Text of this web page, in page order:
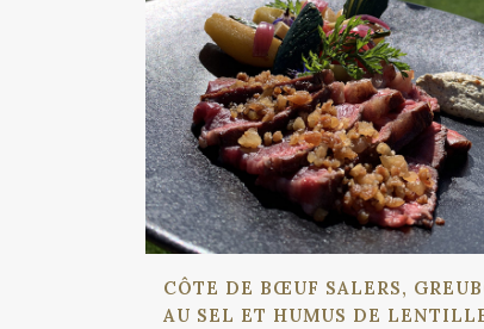
CÔTE DE BŒUF SALERS,
AU SEL ET HUMUS DE